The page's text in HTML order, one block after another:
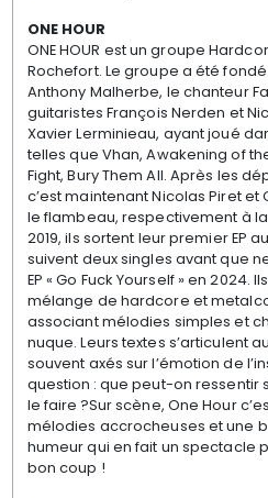
ONE HOUR
ONE HOUR est un groupe
Rochefort. Le groupe a été
Anthony Malherbe, le chanteur
guitaristes François Nerden et
Xavier Lerminieau, ayant joué
telles que Vhan, Awakening of
Fight, Bury Them All. Après les
c’est maintenant Nicolas Piret et
le flambeau, respectivement à
2019, ils sortent leur premier EP
suivent deux singles avant que
EP « Go Fuck Yourself » en 2024.
mélange de hardcore et
associant mélodies simples et
nuque. Leurs textes s’articulent
souvent axés sur l’émotion de
question : que peut-on ressentir
le faire ?Sur scène, One Hour
mélodies accrocheuses et une
humeur qui en fait un spectacle
bon coup !